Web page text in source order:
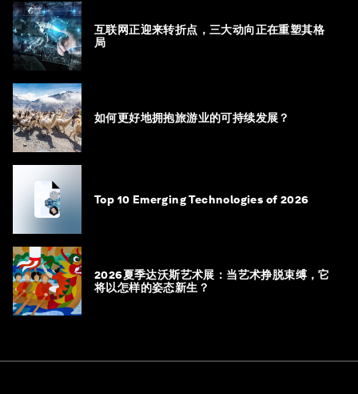
互联网正迎来转折点，三大动向正在重塑其格
局
如何更好地拥抱旅游业的可持续发展？
Top 10 Emerging Technologies of 2026
2026夏季达沃斯艺术展：当艺术挣脱束缚，它
将以怎样的姿态新生？